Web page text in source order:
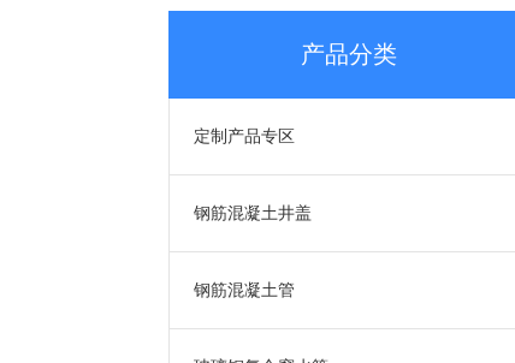
产品分类
定制产品专区
钢筋混凝土井盖
钢筋混凝土管